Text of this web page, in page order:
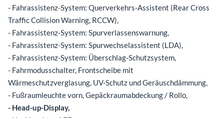
- Fahrassistenz-System: Querverkehrs-Assistent (Rear Cross
Traffic Collision Warning, RCCW),
- Fahrassistenz-System: Spurverlassenswarnung,
- Fahrassistenz-System: Spurwechselassistent (LDA),
- Fahrassistenz-System: Überschlag-Schutzsystem,
- Fahrmodusschalter, Frontscheibe mit
Wärmeschutzverglasung, UV-Schutz und Geräuschdämmung,
- Fußraumleuchte vorn, Gepäckraumabdeckung / Rollo,
- Head-up-Display,